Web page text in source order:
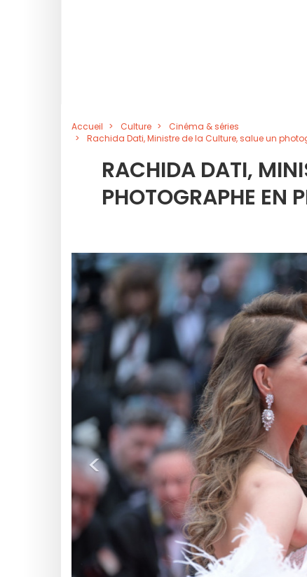
Accueil Culture
Cinéma & séries
Rachida Dati, Ministre de la Culture, salue un
RACHIDA DATI,
PHOTOGRAPHE EN
<